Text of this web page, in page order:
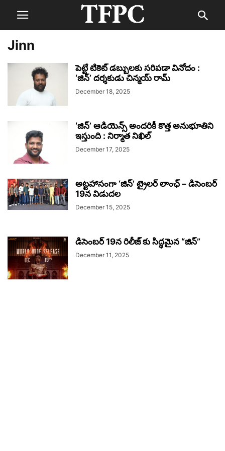
Jinn
పెట్టే టికెట్ డబ్బులకు సరిపడా వినోదం :
‘జిన్’ దర్శకుడు చిన్మయ్ రామ్
December 18, 2025
‘జిన్’ ఆడియెన్స్ అందరికీ కొత్త అనుభూతిని
ఇస్తుంది : నిర్మాత నిఖిల్
December 17, 2025
అట్టహాసంగా ‘జిన్’ ట్రైలర్ లాంఛ్ – డిసెంబర్
19న విడుదల
December 15, 2025
డిసెంబర్ 19న రిలీజ్ కు సిద్ధమైన “జిన్”
December 11, 2025